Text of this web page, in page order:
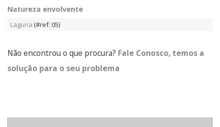
Natureza envolvente
Laguna (#ref: 05)
Não encontrou o que procura? Fale Conosco, temos a
solução para o seu problema